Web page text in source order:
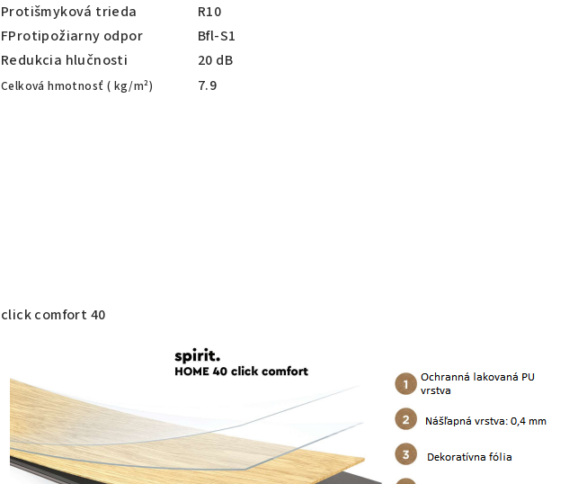
Protišmyková trieda
R10
FProtipožiarny odpor
Bfl-S1
Redukcia hlučnosti
20 dB
Celková hmotnosť ( kg/m²) 7.9
click comfort 40